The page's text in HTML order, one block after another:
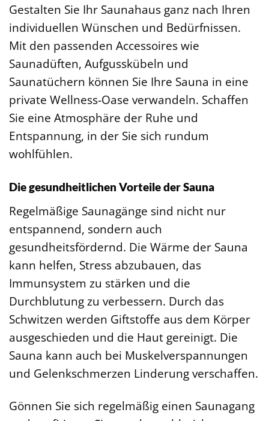
Gestalten Sie Ihr Saunahaus ganz nach Ihren
individuellen Wünschen und Bedürfnissen.
Mit den passenden Accessoires wie
Saunadüften, Aufgusskübeln und
Saunatüchern können Sie Ihre Sauna in eine
private Wellness-Oase verwandeln. Schaffen
Sie eine Atmosphäre der Ruhe und
Entspannung, in der Sie sich rundum
wohlfühlen.
Die gesundheitlichen Vorteile der Sauna
Regelmäßige Saunagänge sind nicht nur
entspannend, sondern auch
gesundheitsfördernd. Die Wärme der Sauna
kann helfen, Stress abzubauen, das
Immunsystem zu stärken und die
Durchblutung zu verbessern. Durch das
Schwitzen werden Giftstoffe aus dem Körper
ausgeschieden und die Haut gereinigt. Die
Sauna kann auch bei Muskelverspannungen
und Gelenkschmerzen Linderung verschaffen.
Gönnen Sie sich regelmäßig einen Saunagang